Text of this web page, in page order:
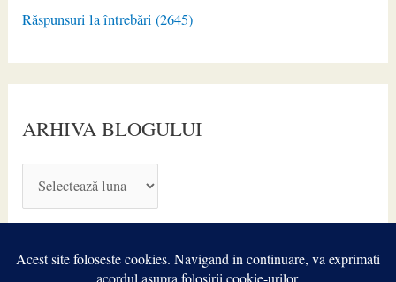
Răspunsuri la întrebări (2645)
ARHIVA BLOGULUI
R
I